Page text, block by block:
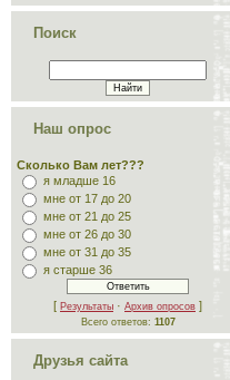
Поиск
Наш опрос
Сколько Вам лет???
я младше 16
мне от 17 до 20
мне от 21 до 25
мне от 26 до 30
мне от 31 до 35
я старше 36
[ Результаты · Архив опросов ]
Всего ответов: 1107
Друзья сайта